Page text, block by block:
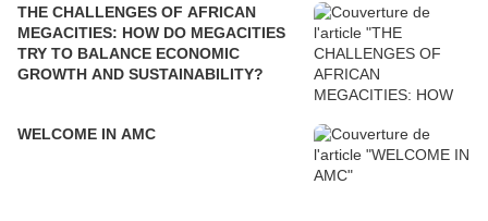
THE CHALLENGES OF AFRICAN
MEGACITIES: HOW DO MEGACITIES
TRY TO BALANCE ECONOMIC
GROWTH AND SUSTAINABILITY?
WELCOME IN AMC